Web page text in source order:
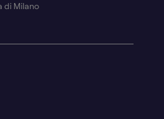
di Milano